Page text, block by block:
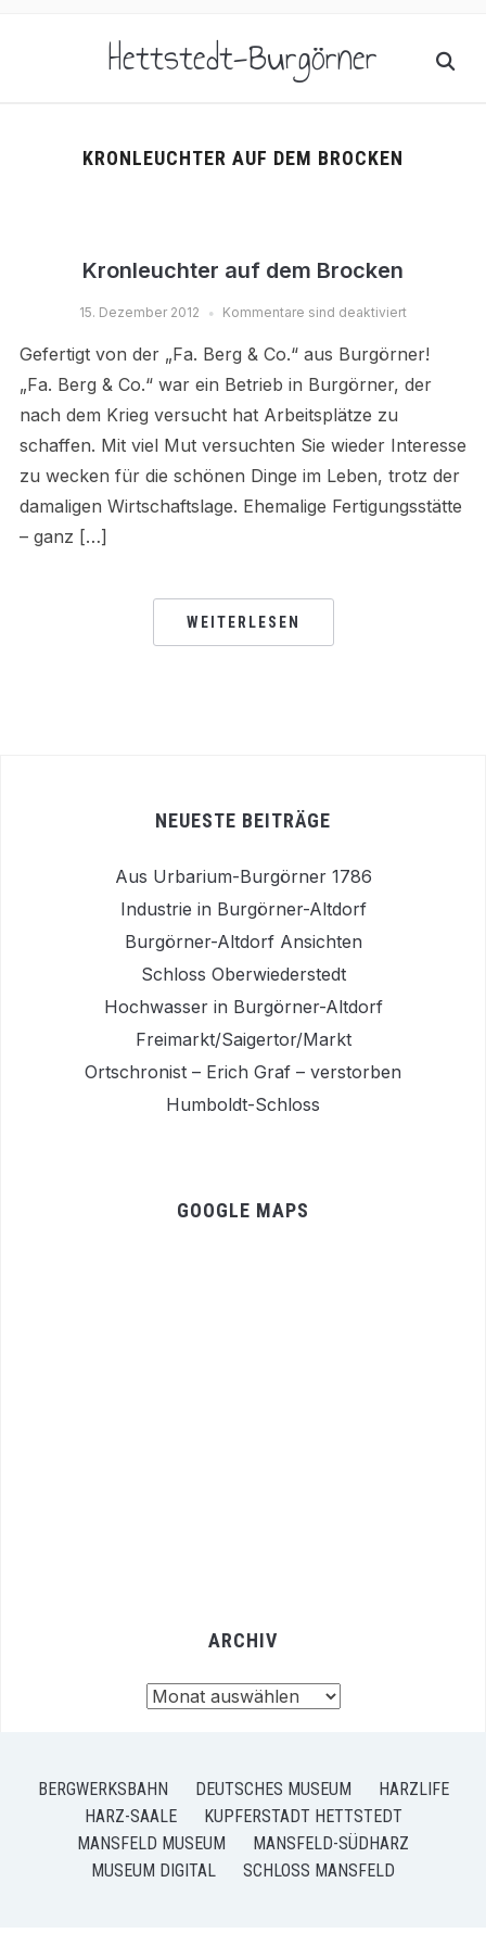
Hettstedt-Burgörner
KRONLEUCHTER AUF DEM BROCKEN
Kronleuchter auf dem Brocken
15. Dezember 2012 Kommentare sind deaktiviert
Gefertigt von der „Fa. Berg & Co.“ aus Burgörner!
„Fa. Berg & Co.“ war ein Betrieb in Burgörner, der
nach dem Krieg versucht hat Arbeitsplätze zu
schaffen. Mit viel Mut versuchten Sie wieder Interesse
zu wecken für die schönen Dinge im Leben, trotz der
damaligen Wirtschaftslage. Ehemalige Fertigungsstätte
– ganz […]
WEITERLESEN
NEUESTE BEITRÄGE
Aus Urbarium-Burgörner 1786
Industrie in Burgörner-Altdorf
Burgörner-Altdorf Ansichten
Schloss Oberwiederstedt
Hochwasser in Burgörner-Altdorf
Freimarkt/Saigertor/Markt
Ortschronist – Erich Graf – verstorben
Humboldt-Schloss
GOOGLE MAPS
ARCHIV
BERGWERKSBAHN DEUTSCHES MUSEUM
HARZLIFE
HARZ-SAALE
KUPFERSTADT HETTSTEDT
MANSFELD MUSEUM
MANSFELD-SÜDHARZ
MUSEUM DIGITAL
SCHLOSS MANSFELD